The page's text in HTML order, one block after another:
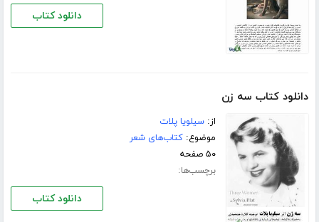
دانلود کتاب
دانلود کتاب سه زن
از:سیلویا پلات
موضوع:کتاب‌های شعر
۵۰ صفحه
برچسب‌ها:
دانلود کتاب